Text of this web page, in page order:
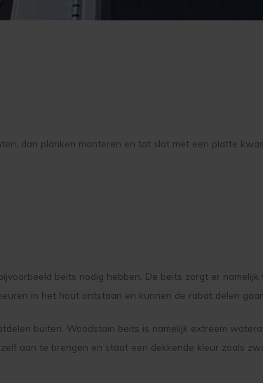
dan planken monteren en tot slot met een platte
beits nodig hebben. De beits zorgt er
in het hout ontstaan en kunnen de rabat delen
buiten. Woodstain beits is namelijk extreem
aan te brengen en staat een dekkende kleur zoals